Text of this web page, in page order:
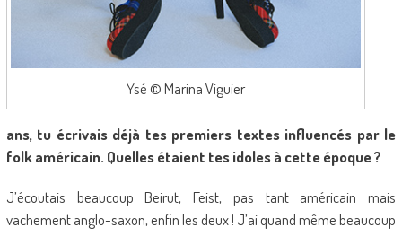
Ysé © Marina Viguier
ans, tu écrivais déjà tes premiers textes influencés par le
folk américain. Quelles étaient tes idoles à cette époque ?
J’écoutais beaucoup Beirut, Feist, pas tant américain mais
vachement anglo-saxon, enfin les deux ! J’ai quand même beaucoup